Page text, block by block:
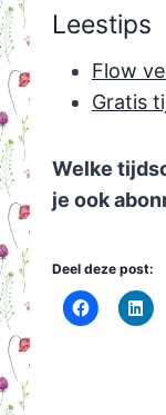
Leestips
Flow
Gratis
Welke
je ook
Deel deze post: